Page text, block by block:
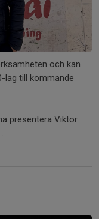
och kan
lag till kommande
presentera Viktor